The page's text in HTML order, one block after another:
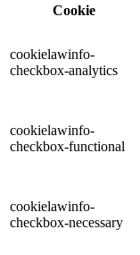
Cookie
cookielawinfo-
checkbox-analytics
cookielawinfo-
checkbox-functional
cookielawinfo-
checkbox-necessary